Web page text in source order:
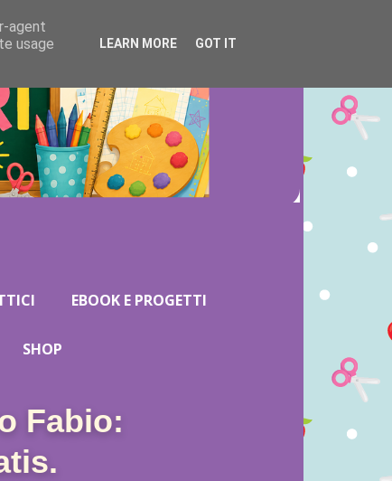
EBOOK E PROGETTI
SHOP
Fabio:
agent
usage
LEARN MORE GOT IT